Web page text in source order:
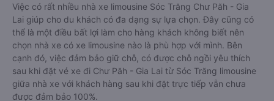
Việc có rất nhiều nhà xe limousine Sóc Trăng Chư Păh - Gia
Lai giúp cho du khách có đa dạng sự lựa chọn. Đây cũng có
thể là một điều bất lợi làm cho hàng khách không biết nên
chọn nhà xe có xe limousine nào là phù hợp với mình. Bên
cạnh đó, việc đảm bảo giữ chỗ, có được chỗ ngồi yêu thích
sau khi đặt vé xe đi Chư Păh - Gia Lai từ Sóc Trăng limousine
giữa nhà xe với khách hàng sau khi đặt trực tiếp vẫn chưa
được đảm bảo 100%.